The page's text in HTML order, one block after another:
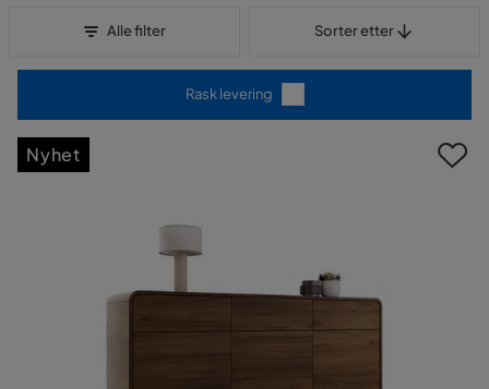
Alle filter Sorter etter
Rask levering
Nyhet